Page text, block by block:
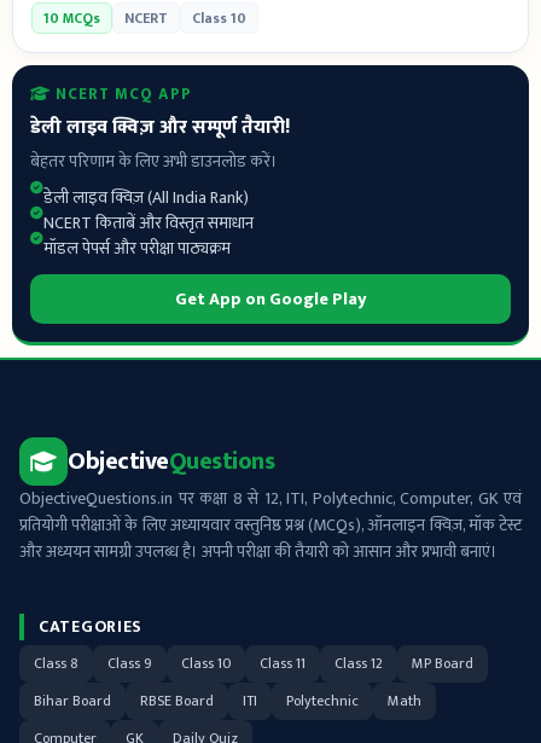
10 MCQs NCERT Class 10
NCERT MCQ APP
डेली लाइव क्विज़ और सम्पूर्ण तैयारी!
बेहतर परिणाम के लिए अभी डाउनलोड करें।
डेली लाइव क्विज़ (All India Rank)
NCERT किताबें और विस्तृत समाधान
मॉडल पेपर्स और परीक्षा पाठ्यक्रम
Get App on Google Play
ObjectiveQuestions
ObjectiveQuestions.in पर कक्षा 8 से 12, ITI, Polytechnic, Computer, GK एवं
प्रतियोगी परीक्षाओं के लिए अध्यायवार वस्तुनिष्ठ प्रश्न (MCQs), ऑनलाइन क्विज़, मॉक टेस्ट
और अध्ययन सामग्री उपलब्ध है। अपनी परीक्षा की तैयारी को आसान और प्रभावी बनाएं।
CATEGORIES
Class 8 Class 9 Class 10 Class 11 Class 12
MP Board
Bihar Board
RBSE Board ITI Polytechnic
Math
Computer
GK Daily Quiz